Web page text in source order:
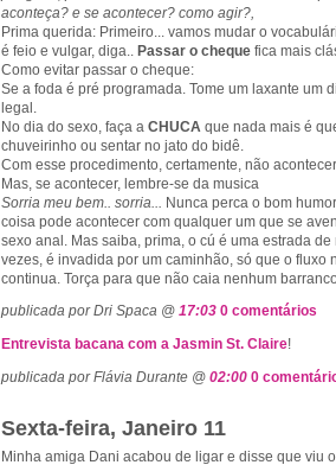
aconteça? e se acontecer? como agir?,
Prima querida: Primeiro... vamos mudar o
é feio e vulgar, diga.. Passar o cheque fica mais
Como evitar passar o cheque:
Se a foda é pré programada. Tome um laxante um
legal.
No dia do sexo, faça a CHUCA que nada mais é
chuveirinho ou sentar no jato do bidê.
Com esse procedimento, certamente, não
Mas, se acontecer, lembre-se da musica
Sorria meu bem.. sorria...
Nunca perca o bom
coisa pode acontecer com qualquer um que se
sexo anal. Mas saiba, prima, o cú é uma estrada
vezes, é invadida por um caminhão, só que o fluxo
continua. Torça para que não caia nenhum
publicada por Dri Spaca @ 17:03 0 comentários
Entrevista bacana com a Jasmin St. Claire!
publicada por Flávia Durante @ 02:00 0
Sexta-feira, Janeiro 11
Minha amiga Dani acabou de ligar e disse que viu